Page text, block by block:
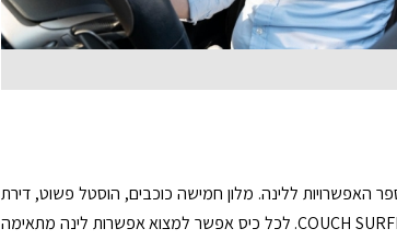
האפשרויות ללינה. מלון חמישה כוכבים, הוסטל פשוט, דירת
AIRBNB, קרוון או אפילו COUCH SURFING. לכל כיס אפשר למצוא אפשרות לינה מתאימה